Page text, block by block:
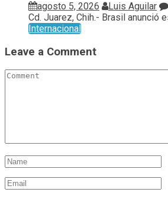
agosto 5, 2026 Luis Aguilar
Cd. Juarez, Chih.- Brasil anunció
Internacional
Leave a Comment